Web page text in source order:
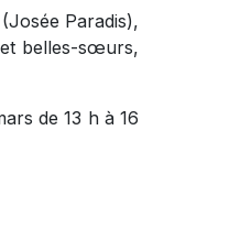
Paradis),
belles-sœurs,
de 13 h à 16